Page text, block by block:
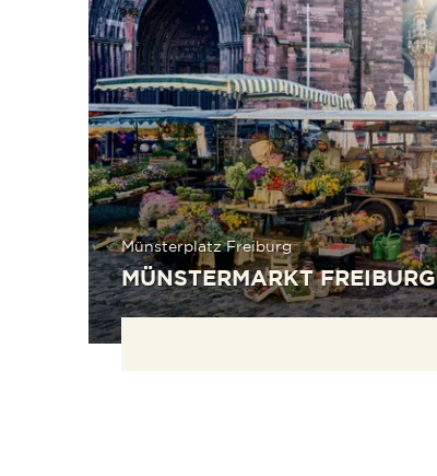
Münsterplatz Freiburg
MÜNSTERMARKT FREIBURG